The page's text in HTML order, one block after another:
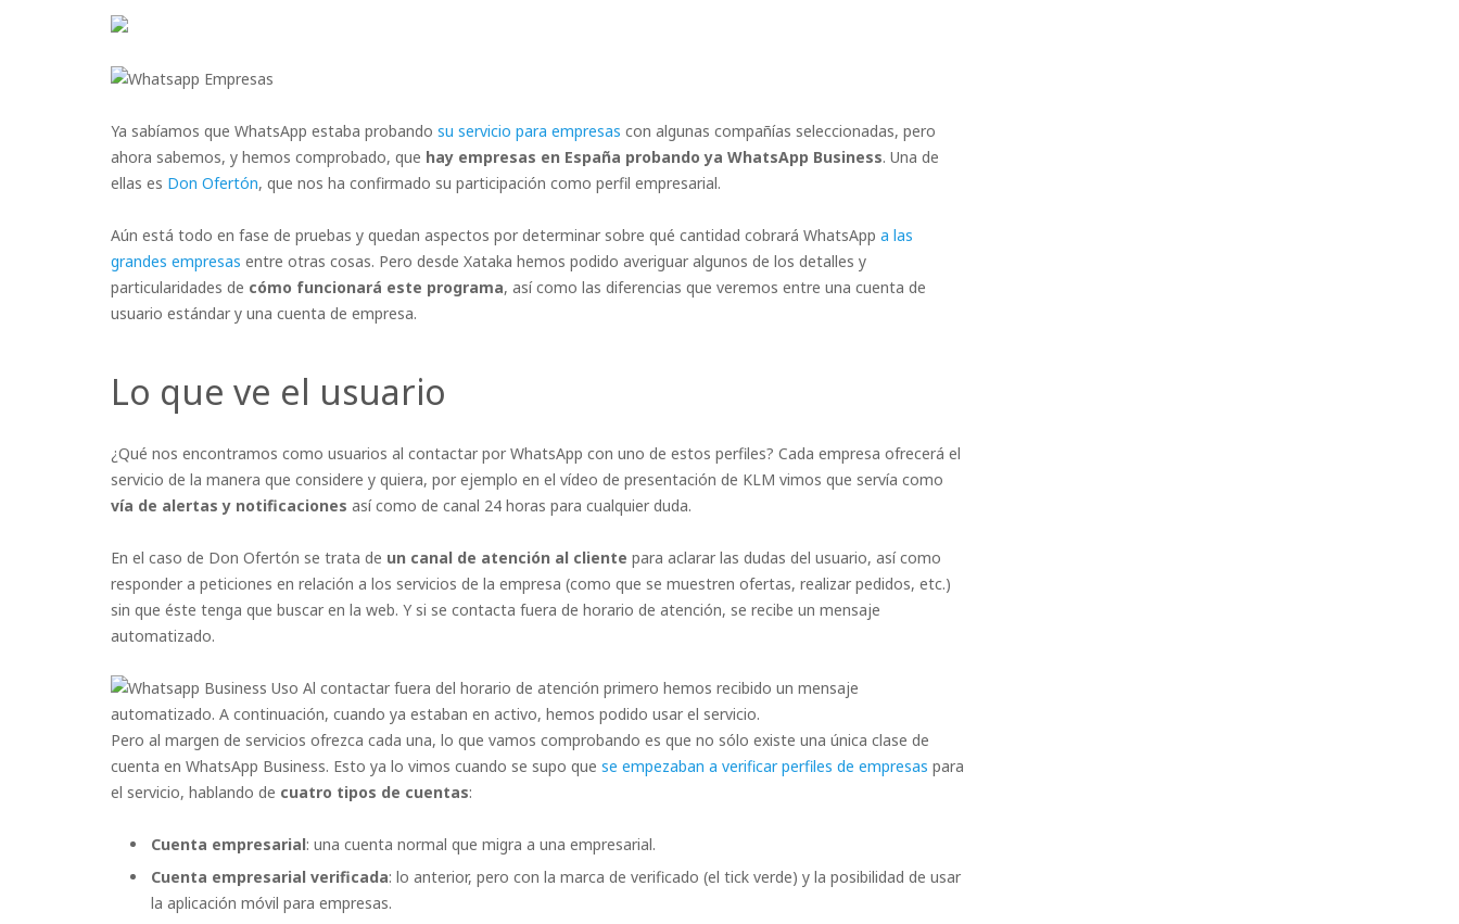
Ya sabíamos que WhatsApp estaba probando su servicio para empresas con algunas compañías seleccionadas, pero
ahora sabemos, y hemos comprobado, que hay empresas en España probando ya WhatsApp Business. Una de
ellas es Don Ofertón, que nos ha confirmado su participación como perfil empresarial.
Aún está todo en fase de pruebas y quedan aspectos por determinar sobre qué cantidad cobrará WhatsApp a las
grandes empresas entre otras cosas. Pero desde Xataka hemos podido averiguar algunos de los detalles y
particularidades de cómo funcionará este programa, así como las diferencias que veremos entre una cuenta de
usuario estándar y una cuenta de empresa.
Lo que ve el usuario
¿Qué nos encontramos como usuarios al contactar por WhatsApp con uno de estos perfiles? Cada empresa ofrecerá el
servicio de la manera que considere y quiera, por ejemplo en el vídeo de presentación de KLM vimos que servía como
vía de alertas y notificaciones así como de canal 24 horas para cualquier duda.
En el caso de Don Ofertón se trata de un canal de atención al cliente para aclarar las dudas del usuario, así como
responder a peticiones en relación a los servicios de la empresa (como que se muestren ofertas, realizar pedidos, etc.)
sin que éste tenga que buscar en la web. Y si se contacta fuera de horario de atención, se recibe un mensaje
automatizado.
Al contactar fuera del horario de atención primero hemos recibido un mensaje
automatizado. A continuación, cuando ya estaban en activo, hemos podido usar el servicio.
Pero al margen de servicios ofrezca cada una, lo que vamos comprobando es que no sólo existe una única clase de
cuenta en WhatsApp Business. Esto ya lo vimos cuando se supo que se empezaban a verificar perfiles de empresas para
el servicio, hablando de cuatro tipos de cuentas:
Cuenta empresarial: una cuenta normal que migra a una empresarial.
Cuenta empresarial verificada: lo anterior, pero con la marca de verificado (el tick verde) y la posibilidad de usar
la aplicación móvil para empresas.